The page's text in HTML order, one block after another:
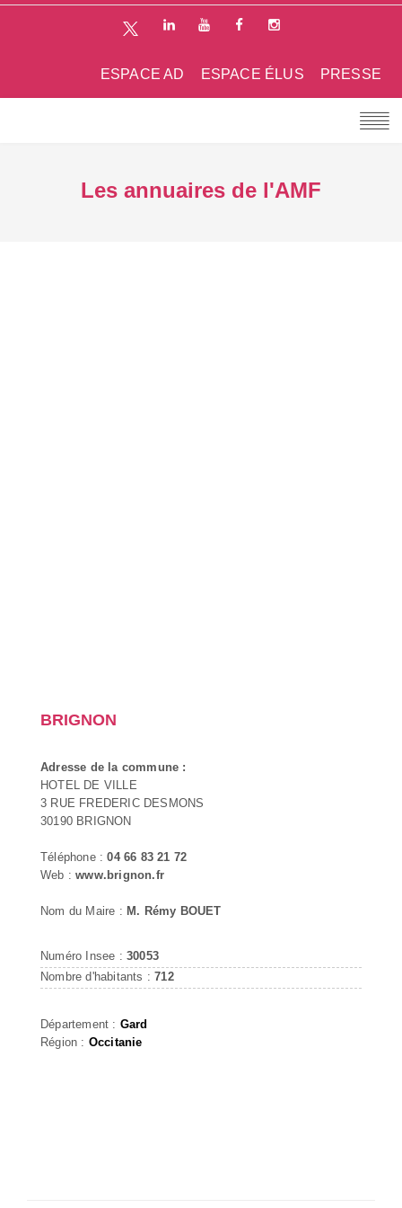
PRESSE
ESPACE ÉLUS
ESPACE AD
Les annuaires de l'AMF
BRIGNON
Adresse de la commune :
HOTEL DE VILLE
3 RUE FREDERIC DESMONS
30190 BRIGNON
Téléphone :04 66 83 21 72
Web :www.brignon.fr
Nom du Maire : M. Rémy BOUET
Numéro Insee : 30053
Nombre d'habitants :712
Département : Gard
Région : Occitanie